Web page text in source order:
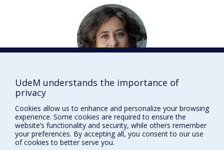
Catherine LAROCHELLE
DISTINCTIONS
UdeM understands the importance of
privacy
Cookies allow us to enhance and personalize your browsing
experience. Some cookies are required to ensure the
website’s functionality and security, while others remember
your preferences. By accepting all, you consent to our use
of cookies to better serve you.